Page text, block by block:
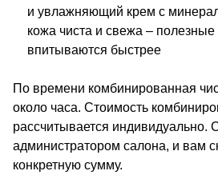
и увлажняющий крем с
кожа чиста и свежа –
впитываются быстрее
По времени комбинированная
около часа. Стоимость
рассчитывается индивидуально.
администратором салона, и вам
конкретную сумму.